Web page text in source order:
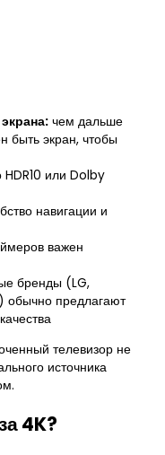
чем дальше
быть экран, чтобы
HDR10 или Dolby
навигации и
важен
бренды (LG,
обычно предлагают
телевизор не
источника
4K?